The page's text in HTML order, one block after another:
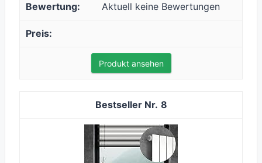
Aktuell keine Bewertungen
Produkt ansehen
8